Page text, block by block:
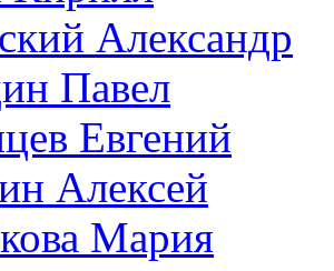
Александр
Павел
Евгений
Алексей
Мария